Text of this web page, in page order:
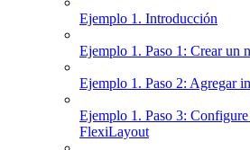
Ejemplo 1. Introducción
Ejemplo 1. Paso 1: Crear un
Ejemplo 1. Paso 2: Agregar
Ejemplo 1. Paso 3:
FlexiLayout